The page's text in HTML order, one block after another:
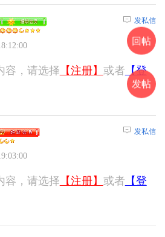
发私信
容，请选择 【注册】 或者 【登
发私信
容，请选择 【注册】 或者 【登
回帖
发帖